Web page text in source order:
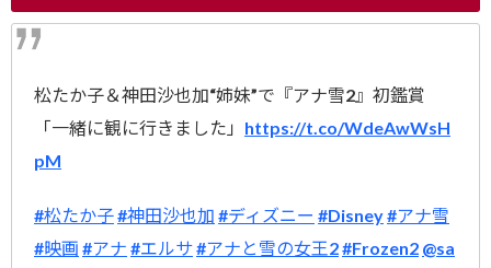
松たか子＆神田沙也加“姉妹”で『アナ雪2』初鑑賞
「一緒に観に行きました」 https://t.co/WdeAwWsH
pM
#松たか子#神田沙也加 #ディズニー #Disney#アナ雪
#映画 #アナ #エルサ#アナと雪の女王2#Frozen2 @sa